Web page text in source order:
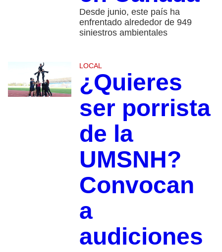
Desde junio, este país ha
enfrentado alrededor de 949
siniestros ambientales
LOCAL
¿Quieres
ser porrista
de la
UMSNH?
Convocan
a
audiciones